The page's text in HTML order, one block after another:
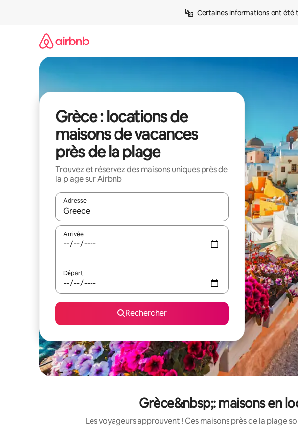
Certaines informations ont
Grèce : locations de
maisons de vacances
près de la plage
Trouvez et réservez des maisons uniques près de
la plage sur Airbnb
Adresse
Lorsque les résultats s'affichent, utilisez les flèches vers le haut et vers le
Arrivée
Départ
Rechercher
Grèce&nbsp;: maisons en
Les voyageurs approuvent ! Ces maisons près de la plage